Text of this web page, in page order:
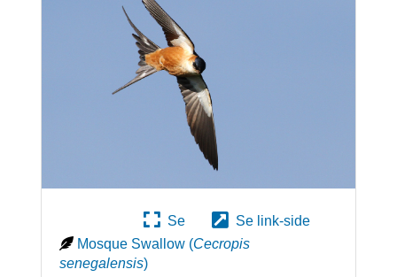
Se
Se link-side
Mosque Swallow (Cecropis
senegalensis)